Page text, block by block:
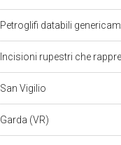
Petroglifi databili
Incisioni rupestri che
San Vigilio
Garda (VR)